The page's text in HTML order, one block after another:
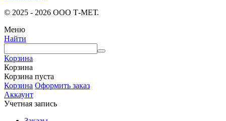
© 2025 - 2026 ООО Т-МЕТ.
Меню
Найти
Корзина
Корзина
Корзина пуста
Корзина Оформить заказ
Аккаунт
Учетная запись